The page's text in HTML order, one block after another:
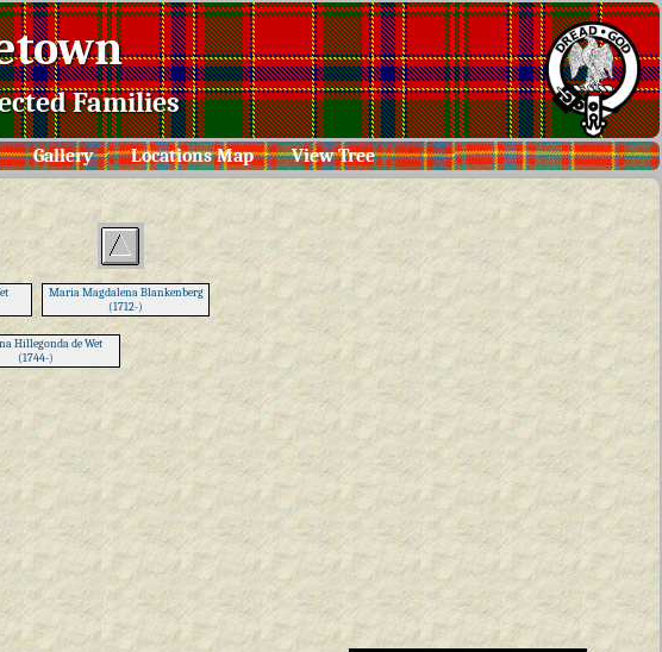
Families
Gallery Locations Map View Tree
Maria Magdalena Blankenberg
(1712-)
Hillegonda de Wet
(1744-)